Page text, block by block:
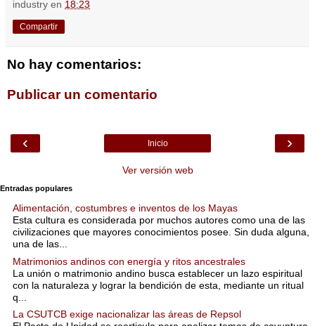
industry en 18:23
Compartir
No hay comentarios:
Publicar un comentario
‹ ›
Inicio
Ver versión web
Entradas populares
Alimentación, costumbres e inventos de los Mayas
Esta cultura es considerada por muchos autores como una de las
civilizaciones que mayores conocimientos posee. Sin duda alguna,
una de las...
Matrimonios andinos con energía y ritos ancestrales
La unión o matrimonio andino busca establecer un lazo espiritual
con la naturaleza y lograr la bendición de esta, mediante un ritual
q...
La CSUTCB exige nacionalizar las áreas de Repsol